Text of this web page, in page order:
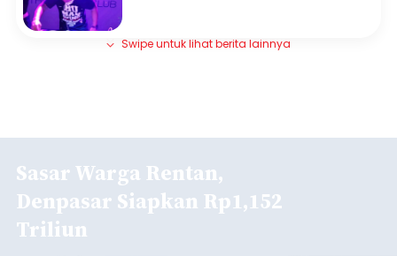
Swipe untuk lihat berita lainnya
Sasar Warga Rentan,
Denpasar Siapkan Rp1,152
Triliun